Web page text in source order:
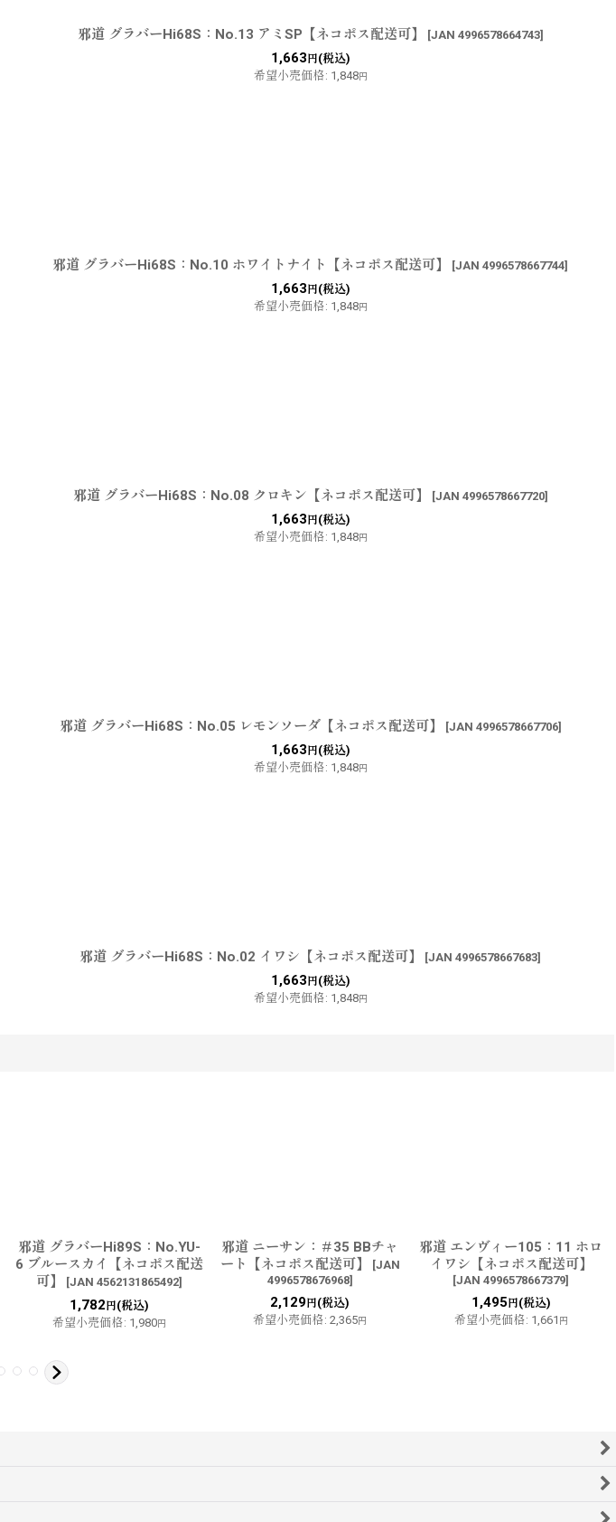
邪道 グラバーHi68S：No.13 アミSP【ネコポス配送可】 [JAN 4996578664743]
1,663 円(税込)
希望小売価格: 1,848円
邪道 グラバーHi68S：No.10 ホワイトナイト【ネコポス配送可】 [JAN 4996578667744]
1,663 円(税込)
希望小売価格: 1,848円
邪道 グラバーHi68S：No.08 クロキン【ネコポス配送可】 [JAN 4996578667720]
1,663 円(税込)
希望小売価格: 1,848円
邪道 グラバーHi68S：No.05 レモンソーダ【ネコポス配送可】 [JAN 4996578667706]
1,663 円(税込)
希望小売価格: 1,848円
邪道 グラバーHi68S：No.02 イワシ【ネコポス配送可】 [JAN 4996578667683]
1,663 円(税込)
希望小売価格: 1,848円
邪道 グラバーHi89S：No.YU-
6 ブルースカイ【ネコポス配送
可】
[JAN 4562131865492]
1,782 円(税込)
希望小売価格: 1,980円
邪道 ニーサン：＃35 BBチャ
ート【ネコポス配送可】
[JAN
4996578676968]
2,129 円(税込)
希望小売価格: 2,365円
邪道 エンヴィー105：11 ホロ
イワシ【ネコポス配送可】
[JAN 4996578667379]
1,495 円(税込)
希望小売価格: 1,661 円